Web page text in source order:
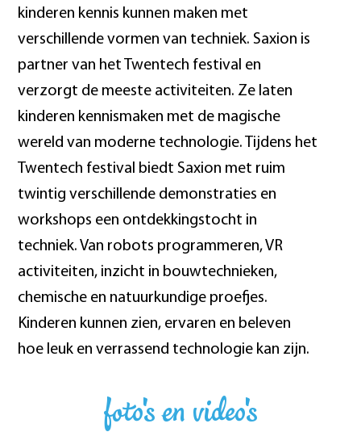
kinderen kennis kunnen maken met
verschillende vormen van techniek. Saxion is
partner van het Twentech festival en
verzorgt de meeste activiteiten. Ze laten
kinderen kennismaken met de magische
wereld van moderne technologie. Tijdens het
Twentech festival biedt Saxion met ruim
twintig verschillende demonstraties en
workshops een ontdekkingstocht in
techniek. Van robots programmeren, VR
activiteiten, inzicht in bouwtechnieken,
chemische en natuurkundige proefjes.
Kinderen kunnen zien, ervaren en beleven
hoe leuk en verrassend technologie kan zijn.
foto's en video's